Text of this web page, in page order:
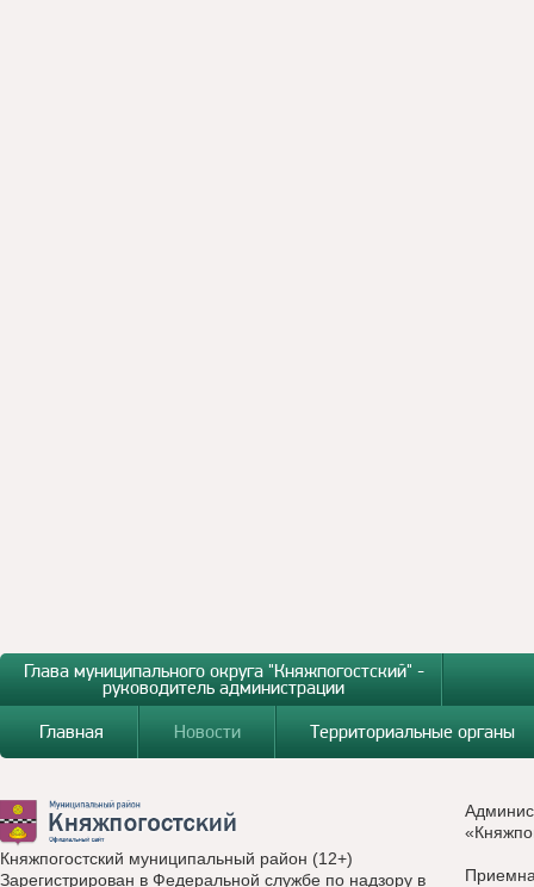
Глава муниципального округа "Княжпогостский" -
руководитель администрации
Главная
Новости Территориальные органы
Княжпогостский муниципальный район (12+)
Зарегистрирован в Федеральной службе по надзору в